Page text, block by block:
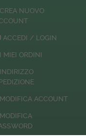
CREA NUOVO
ACCEDI / LOGIN
I MIEI ORDINI
INDIRIZZO
MODIFICA ACCOUNT
MODIFICA